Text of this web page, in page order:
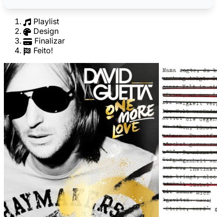
Playlist
Design
Finalizar
Feito!